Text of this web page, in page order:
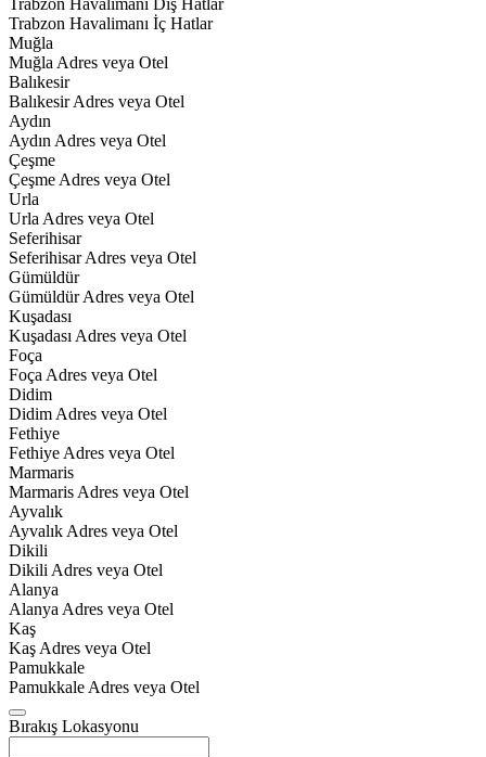
Trabzon Havalimanı İç Hatlar
Muğla
Muğla Adres veya Otel
Balıkesir
Balıkesir Adres veya Otel
Aydın
Aydın Adres veya Otel
Çeşme
Çeşme Adres veya Otel
Urla
Urla Adres veya Otel
Seferihisar
Seferihisar Adres veya Otel
Gümüldür
Gümüldür Adres veya Otel
Kuşadası
Kuşadası Adres veya Otel
Foça
Foça Adres veya Otel
Didim
Didim Adres veya Otel
Fethiye
Fethiye Adres veya Otel
Marmaris
Marmaris Adres veya Otel
Ayvalık
Ayvalık Adres veya Otel
Dikili
Dikili Adres veya Otel
Alanya
Alanya Adres veya Otel
Kaş
Kaş Adres veya Otel
Pamukkale
Pamukkale Adres veya Otel
Bırakış Lokasyonu